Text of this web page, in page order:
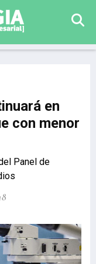
en
con menor
Panel de